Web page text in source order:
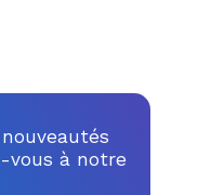
vous à notre